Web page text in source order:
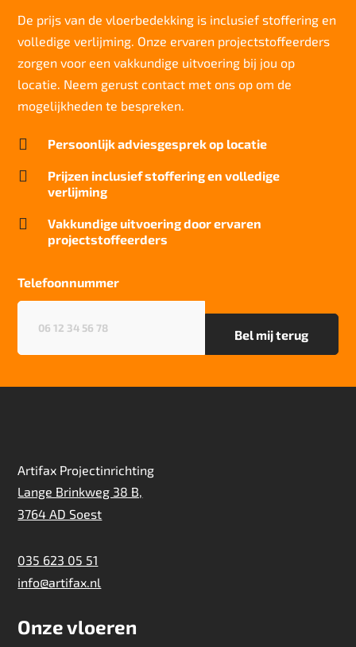
7/8
Slijtvastheid NF EN 1307
klasse 33 LC 1+ Rolstoel A
Thermische weerstand
0,17 m²C° / W
24 dB
Brandwerend
Bfl-S1
Kwaliteitslabel GUT
0C668DA8
sterk
Project gebruik
sterk
De prijs van de vloerbedekking is inclusief stoffering en
volledige verlijming. Onze ervaren projectstoffeerders
zorgen voor een vakkundige uitvoering bij jou op
locatie. Neem gerust contact met ons op om de
mogelijkheden te bespreken.
 Persoonlijk adviesgesprek op locatie

Prijzen inclusief stoffering en volledige
verlijming

Vakkundige uitvoering door ervaren
projectstoffeerders
Telefoonnummer
Artifax Projectinrichting
Lange Brinkweg 38 B,
3764 AD Soest
035 623 05 51
info@artifax.nl
Onze vloeren